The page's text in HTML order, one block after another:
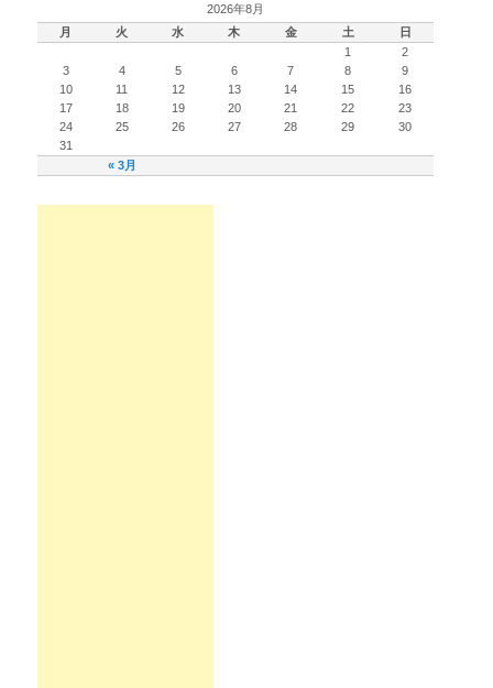
2026年8月
月
火 水 木 金 土 日
« 3月
1
2
3
4 5 6 7 8
9
10
11 12 13 14 15
16
17
18 19 20 21 22
23
24
25 26 27 28 29
30
31